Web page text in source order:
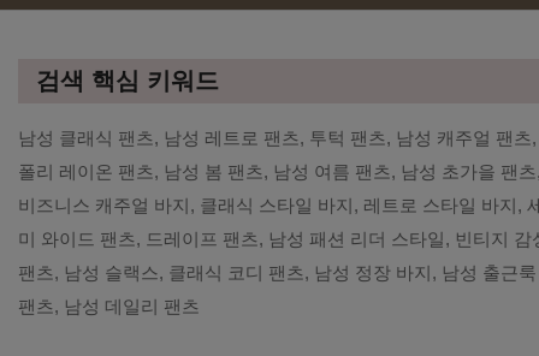
검색 핵심 키워드
남성 클래식 팬츠, 남성 레트로 팬츠, 투턱 팬츠, 남성 캐주얼 팬츠,
폴리 레이온 팬츠, 남성 봄 팬츠, 남성 여름 팬츠, 남성 초가을 팬
비즈니스 캐주얼 바지, 클래식 스타일 바지, 레트로 스타일 바지,
미 와이드 팬츠, 드레이프 팬츠, 남성 패션 리더 스타일, 빈티지 감
팬츠, 남성 슬랙스, 클래식 코디 팬츠, 남성 정장 바지, 남성 출근룩
팬츠, 남성 데일리 팬츠